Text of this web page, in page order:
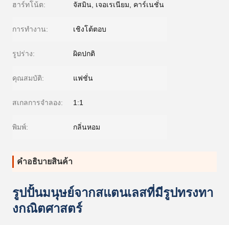
ฮาร์ทโน้ต: จัสมิน, เจอเรเนียม, คาร์เนชั่น
การทำงาน: เชิงโต้ตอบ
รูปร่าง: ผิดปกติ
คุณสมบัติ: แฟชั่น
สเกลการจำลอง: 1:1
พิมพ์: กลิ่นหอม
คําอธิบายสินค้า
รูปปั้นมนุษย์จากสแตนเลสที่มีรูปทรงทา
งกณิตศาสตร์